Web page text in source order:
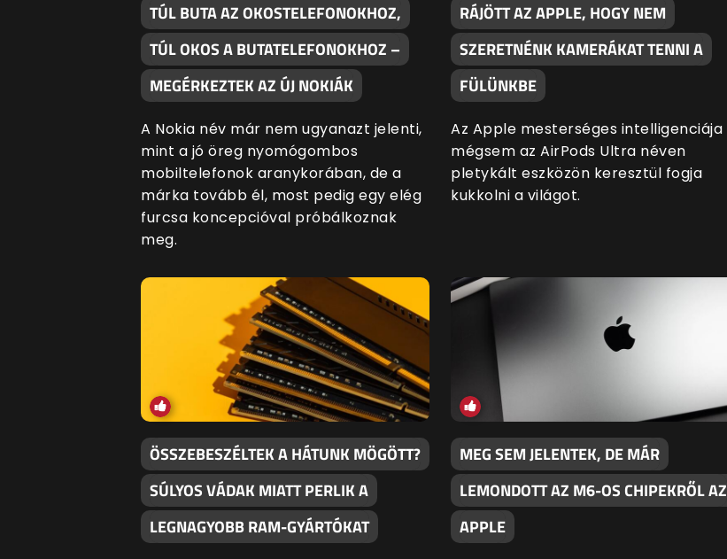
TÚL BUTA AZ OKOSTELEFONOKHOZ,
TÚL OKOS A BUTATELEFONOKHOZ –
MEGÉRKEZTEK AZ ÚJ NOKIÁK
A Nokia név már nem ugyanazt jelenti,
mint a jó öreg nyomógombos
mobiltelefonok aranykorában, de a
márka tovább él, most pedig egy elég
furcsa koncepcióval próbálkoznak
meg.
RÁJÖTT AZ APPLE, HOGY NEM
SZERETNÉNK KAMERÁKAT TENNI A
FÜLÜNKBE
Az Apple mesterséges intelligenciája
mégsem az AirPods Ultra néven
pletykált eszközön keresztül fogja
kukkolni a világot.
ÖSSZEBESZÉLTEK A HÁTUNK MÖGÖTT?
SÚLYOS VÁDAK MIATT PERLIK A
LEGNAGYOBB RAM-GYÁRTÓKAT
MEG SEM JELENTEK, DE MÁR
LEMONDOTT AZ M6-OS CHIPEKRŐL AZ
APPLE